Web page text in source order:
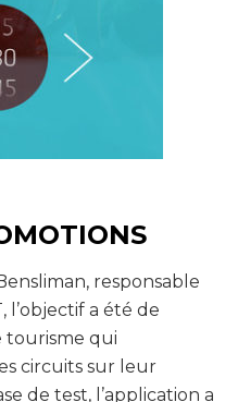
responsable
l’objectif a été de
tourisme qui
circuits sur leur
de test, l’application a